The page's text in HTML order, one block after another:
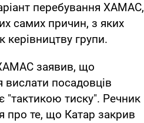
перебування ХАМАС,
самих причин, з яких
групи.
заявив, що
посадовців
тиску". Речник
про те, що Катар закрив